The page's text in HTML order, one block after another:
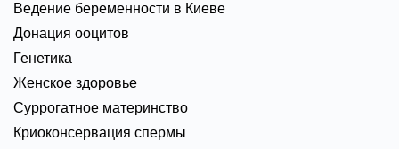
Ведение беременности в Киеве
Донация ооцитов
Генетика
Женское здоровье
Суррогатное материнство
Криоконсервация спермы